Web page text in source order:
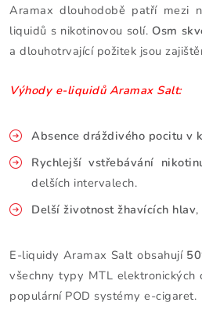
Aramax dlouhodobě patří mezi
liquidů s nikotinovou solí. Osm
a dlouhotrvající požitek jsou
Výhody e-liquidů Aramax Salt:
Absence dráždivého pocitu v
Rychlejší vstřebávání
delších intervalech.
Delší životnost žhavících hlav
E-liquidy Aramax Salt obsahují
všechny typy MTL
populární POD systémy e-cigaret.